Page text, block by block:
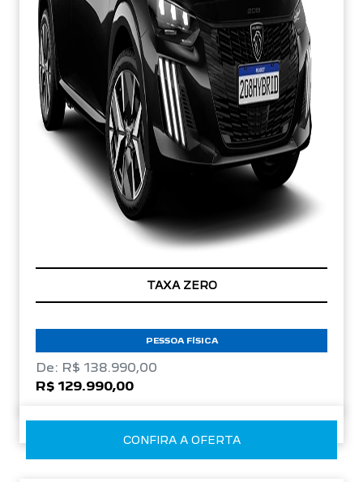
TAXA ZERO
PESSOA FÍSICA
De: R$ 138.990,00
R$ 129.990,00
CONFIRA A OFERTA